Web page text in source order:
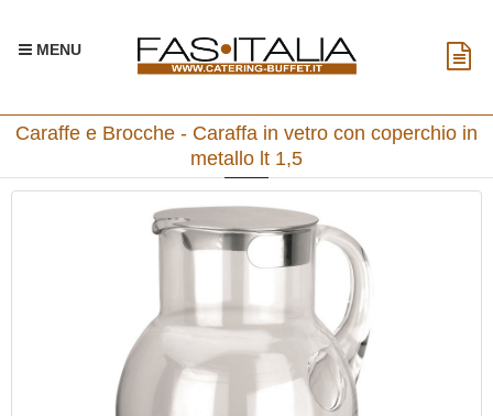
MENU
Caraffe e Brocche - Caraffa in vetro con coperchio in
metallo lt 1,5